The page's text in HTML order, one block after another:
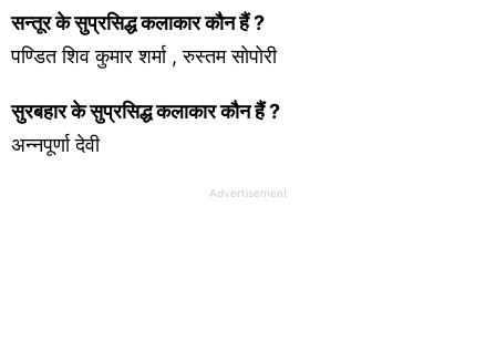
सन्तूर के सुप्रसिद्ध कलाकार कौन हैं ?
पण्डित शिव कुमार शर्मा , रुस्तम सोपोरी
सुरबहार के सुप्रसिद्ध कलाकार कौन हैं ?
अन्नपूर्णा देवी
Advertisement